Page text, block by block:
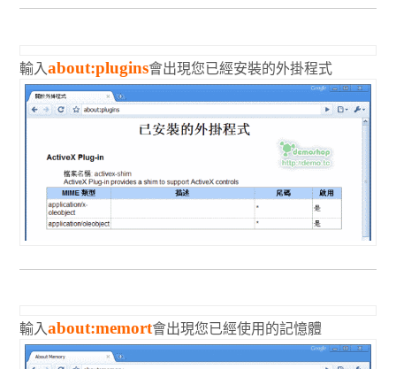
輸入about:plugins會出現您已經安裝的外掛程式
輸入about:memort會出現您已經使用的記憶體